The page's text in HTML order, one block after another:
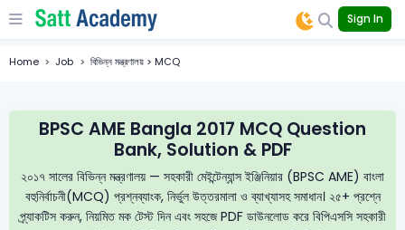
Sign In
Home Job বিভিন্ন মন্ত্রণালয় > MCQ
BPSC AME Bangla 2017 MCQ Question
Bank, Solution & PDF
২০১৭ সালের বিভিন্ন মন্ত্রণালয় — সহকারী মেইন্টেন্যান্স ইঞ্জিনিয়ার (BPSC AME) বাংলা
বহুনির্বাচনী(MCQ) প্রশ্নব্যাংক, নির্ভুল উত্তরমালা ও ব্যাখ্যাসহ সমাধান। ২৫+ প্রশ্নে
প্র্যাকটিস করুন, নিয়মিত মক টেস্ট দিন এবং সহজে PDF ডাউনলোড করে বিপিএসসি সহকারী